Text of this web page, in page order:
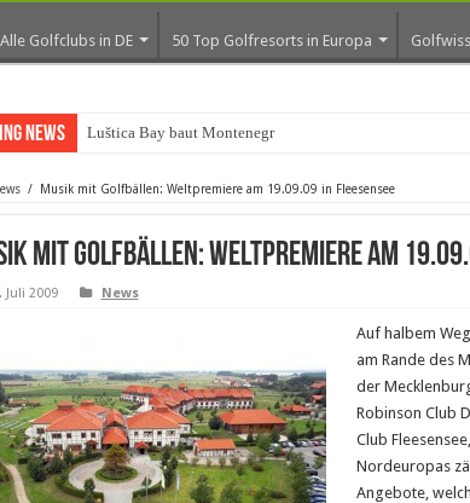
Alle Golfclubs in DE 50 Top Golfresorts in Europa
News Luštica Bay baut Montenegros erste
/ Musik mit Golfbällen: Weltpremiere am 19.09.09 in Fleesensee
mit Golfbällen: Weltpremiere am
Juli 2009 News
Auf halbem
am Rande des
der
Robinson Club
Club
Nordeuropas
Angebote,